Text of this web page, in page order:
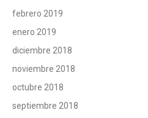
febrero 2019
enero 2019
diciembre 2018
noviembre 2018
octubre 2018
septiembre 2018